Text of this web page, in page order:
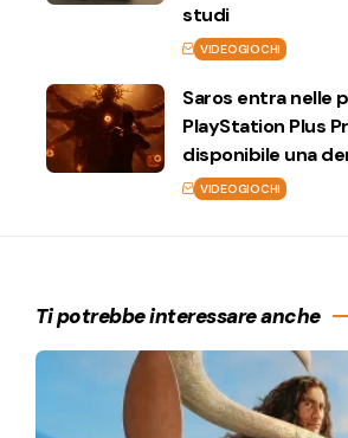
studi
VIDEOGIOCHI
Saros entra nelle
PlayStation Plus
disponibile una
VIDEOGIOCHI
Ti potrebbe interessare anche